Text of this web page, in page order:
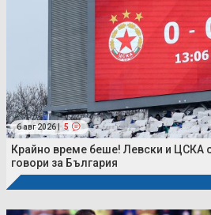
6 авг 2026 | 5
Крайно време беше! Левски и ЦСКА
говори за България